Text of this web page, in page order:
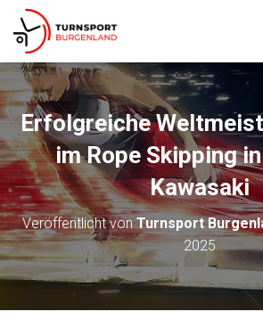
Erfolgreiche
im Rope Skipping
Kawasaki
Veröffentlicht vonTurnsport
2025